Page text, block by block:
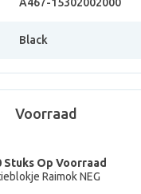
A467-15302002000
Black
Voorraad
Stuks Op Voorraad
Raimok NEG